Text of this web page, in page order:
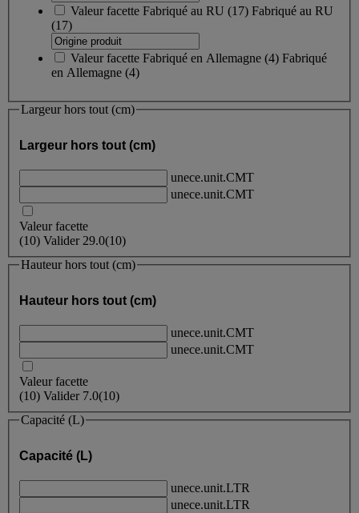
Valeur facette Fabriqué au RU (17) Fabriqué au RU
(17)
Valeur facette Fabriqué en Allemagne (4) Fabriqué
en Allemagne (4)
Largeur hors tout (cm)
Largeur hors tout (cm)
unece.unit.CMT
unece.unit.CMT
Valeur facette
(10) Valider 29.0(10)
Hauteur hors tout (cm)
Hauteur hors tout (cm)
unece.unit.CMT
unece.unit.CMT
Valeur facette
(10) Valider 7.0(10)
Capacité (L)
Capacité (L)
unece.unit.LTR
unece.unit.LTR